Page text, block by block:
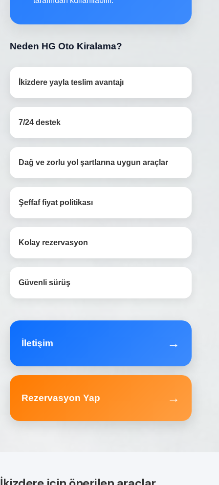
Neden HG Oto Kiralama?
İkizdere yayla teslim avantajı
7/24 destek
Dağ ve zorlu yol şartlarına uygun araçlar
Şeffaf fiyat politikası
Kolay rezervasyon
Güvenli sürüş
İletişim →
Rezervasyon Yap →